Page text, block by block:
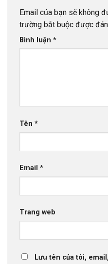
Email của bạn sẽ không
trường bắt buộc được
Bình luận *
Tên *
Email *
Trang web
Lưu tên của tôi,